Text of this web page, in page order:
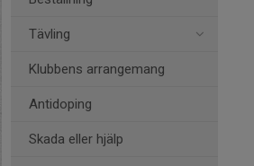
Tävling
Klubbens arrangemang
Antidoping
Skada eller hjälp